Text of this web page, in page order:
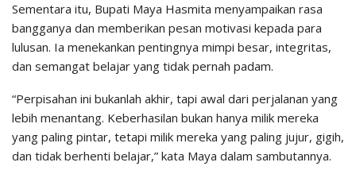
Sementara itu, Bupati Maya Hasmita menyampaikan rasa
bangganya dan memberikan pesan motivasi kepada para
lulusan. Ia menekankan pentingnya mimpi besar, integritas,
dan semangat belajar yang tidak pernah padam.
“Perpisahan ini bukanlah akhir, tapi awal dari perjalanan yang
lebih menantang. Keberhasilan bukan hanya milik mereka
yang paling pintar, tetapi milik mereka yang paling jujur, gigih,
dan tidak berhenti belajar,” kata Maya dalam sambutannya.